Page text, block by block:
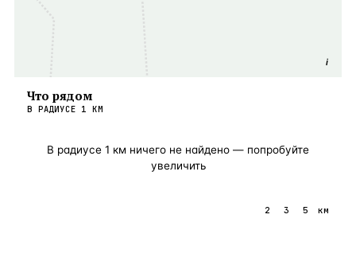
i
Что рядом
В РАДИУСЕ 1 КМ
В радиусе 1 км ничего не найдено — попробуйте
увеличить
2 3 5 км